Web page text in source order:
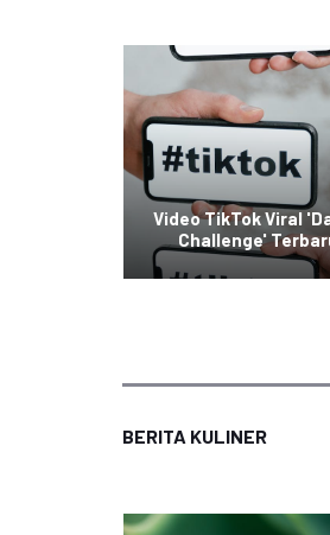
Video TikTok Viral
Challenge'
BERITA KULINER